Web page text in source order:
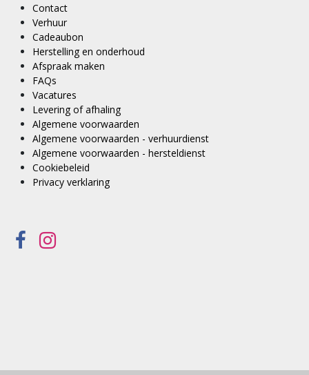
Contact
Verhuur
Cadeaubon
Herstelling en onderhoud
Afspraak maken
FAQs
Vacatures
Levering of afhaling
Algemene voorwaarden
Algemene voorwaarden - verhuurdienst
Algemene voorwaarden - hersteldienst
Cookiebeleid
Privacy verklaring